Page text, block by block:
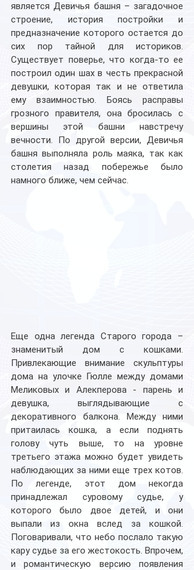
является Девичья башня – загадочное
строение, история постройки и
предназначение которого остается до
сих пор тайной для историков.
Существует поверье, что когда-то ее
построил один шах в честь прекрасной
девушки, которая так и не ответила
ему взаимностью. Боясь расправы
грозного правителя, она бросилась с
вершины этой башни навстречу
вечности. По другой версии, Девичья
башня выполняла роль маяка, так как
столетия назад побережье было
намного ближе, чем сейчас.
Еще одна легенда Старого города –
знаменитый дом с кошками.
Привлекающие внимание скульптуры
дома на улочке Гюлле между домами
Меликовых и Алекперова - парень и
девушка, выглядывающие с
декоративного балкона. Между ними
притаилась кошка, а если поднять
голову чуть выше, то на уровне
третьего этажа можно будет увидеть
наблюдающих за ними еще трех котов.
По легенде, этот дом некогда
принадлежал суровому судье, у
которого было двое детей, и они
выпали из окна вслед за кошкой.
Поговаривали, что небо послало такую
кару судье за его жестокость. Впрочем,
и романтическую версию появления